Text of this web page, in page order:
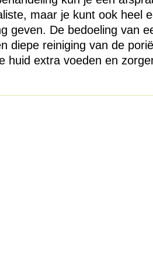
maar je kunt ook heel
geven. De bedoeling van
diepe reiniging van de
huid extra voeden en